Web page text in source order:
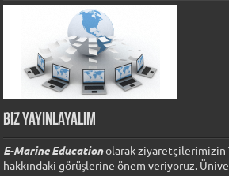
Biz Yayınlayalım
E-Marine Educationolarak ziyaretçilerimizin
hakkındaki görüşlerine önem veriyoruz.